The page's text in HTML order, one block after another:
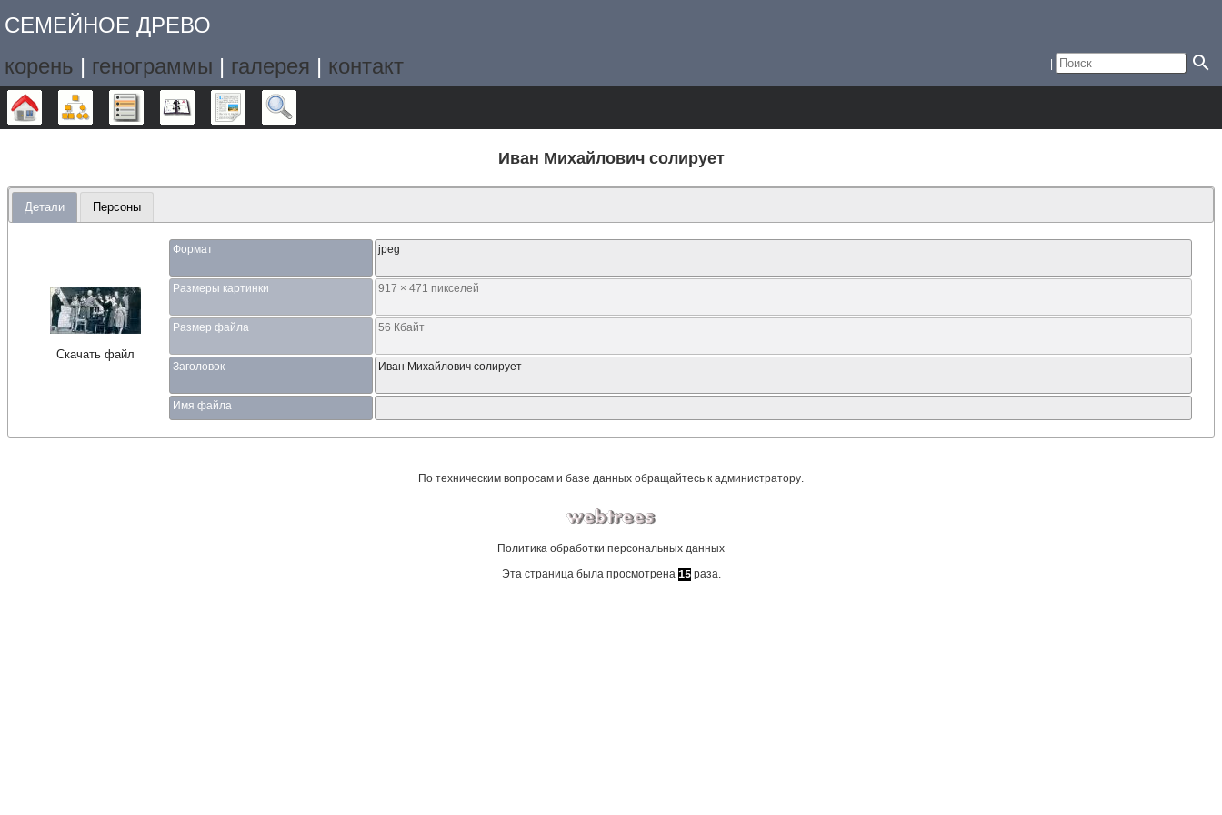
СЕМЕЙНОЕ ДРЕВО
корень | генограммы | галерея | контакт
Дерево Графики Списки Календарь Отчёты
Иван Михайлович солирует
Детали Персоны
Скачать файл
Формат jpeg
Размеры картинки 917 × 471 пикселей
Размер файла 56 Кбайт
Заголовок Иван Михайлович солирует
Имя файла
По техническим вопросам и базе данных обращайтесь к администратору.
Политика обработки персональных данных
Эта страница была просмотрена 15раза.